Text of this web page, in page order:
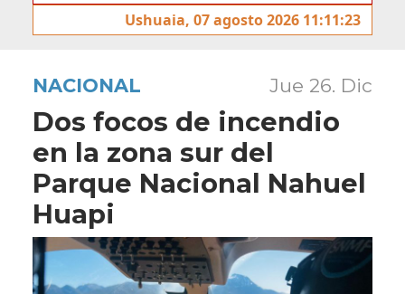
Ushuaia, 07 agosto 2026 11:11:23
NACIONAL Jue 26. Dic
Dos focos de incendio
en la zona sur del
Parque Nacional Nahuel
Huapi